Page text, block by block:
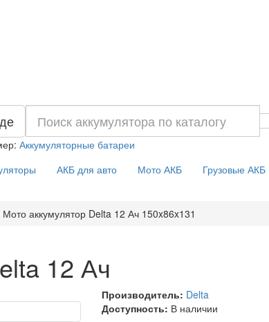
Аккумуляторные батареи
АКБ для авто Мото АКБ Грузовые АКБ
Мото аккумулятор Delta 12 Ач 150x86x131
12 Ач
Производитель: Delta
Доступность: В наличии